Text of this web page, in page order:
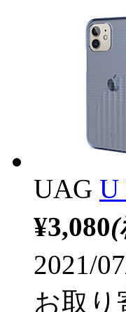
UAG U
¥3,080
2021/
お取り